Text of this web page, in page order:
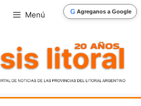
G Agreganos a Google
Menú